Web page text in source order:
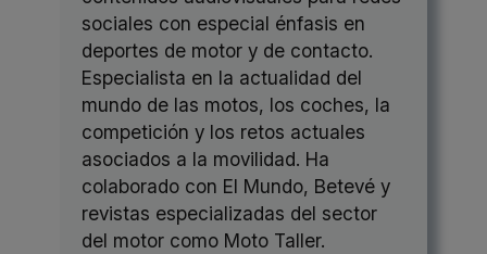
sociales con especial énfasis en
deportes de motor y de contacto.
Especialista en la actualidad del
mundo de las motos, los coches, la
competición y los retos actuales
asociados a la movilidad. Ha
colaborado con El Mundo, Betevé y
revistas especializadas del sector
del motor como Moto Taller.